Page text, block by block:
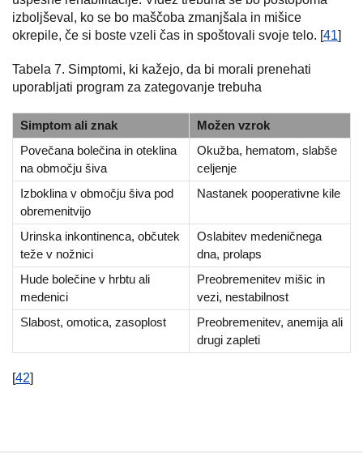
izboljševal, ko se bo maščoba zmanjšala in mišice
okrepile, če si boste vzeli čas in spoštovali svoje telo. [41]
Tabela 7. Simptomi, ki kažejo, da bi morali prenehati
uporabljati program za zategovanje trebuha
Simptom ali znak
Možen vzrok
Povečana bolečina in oteklina
na območju šiva
Okužba, hematom, slabše
celjenje
Izboklina v območju šiva pod
obremenitvijo
Nastanek pooperativne kile
Urinska inkontinenca, občutek
teže v nožnici
Oslabitev medeničnega
dna, prolaps
Hude bolečine v hrbtu ali
medenici
Preobremenitev mišic in
vezi, nestabilnost
Slabost, omotica, zasoplost
Preobremenitev, anemija ali
drugi zapleti
[42]